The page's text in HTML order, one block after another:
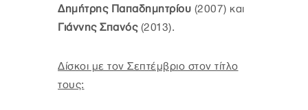
Δημήτρης Παπαδημητρίου (2007) και
Γιάννης Σπανός (2013).
Δίσκοι με τον Σεπτέμβριο στον τίτλο
τους: